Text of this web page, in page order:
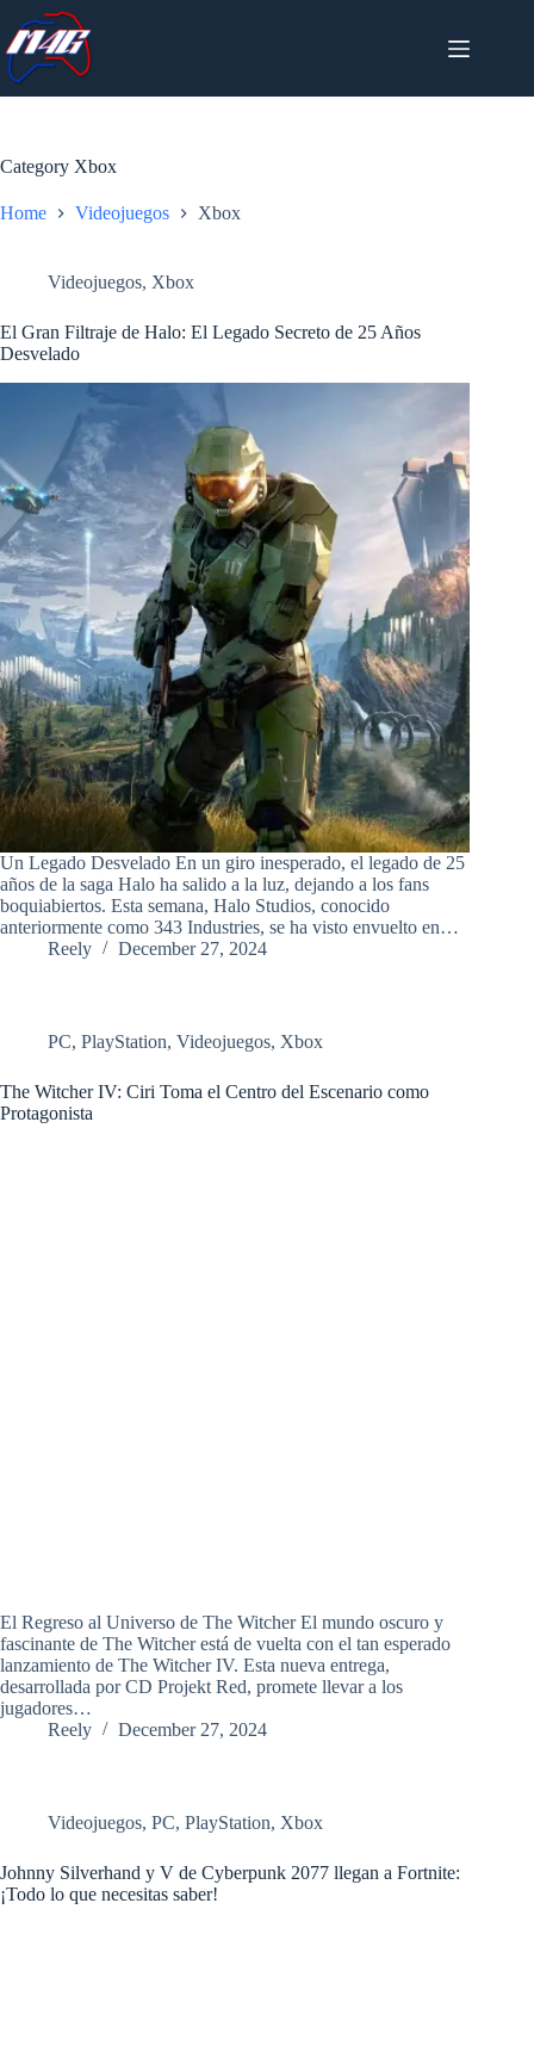
content
Category Xbox
Home Videojuegos Xbox
Videojuegos, Xbox
El Gran Filtraje de Halo: El Legado Secreto de 25 Años
Desvelado
Un Legado Desvelado En un giro inesperado, el legado de 25
años de la saga Halo ha salido a la luz, dejando a los fans
boquiabiertos. Esta semana, Halo Studios, conocido
anteriormente como 343 Industries, se ha visto envuelto en…
Reely
December 27, 2024
PC, PlayStation, Videojuegos, Xbox
The Witcher IV: Ciri Toma el Centro del Escenario como
Protagonista
El Regreso al Universo de The Witcher El mundo oscuro y
fascinante de The Witcher está de vuelta con el tan esperado
lanzamiento de The Witcher IV. Esta nueva entrega,
desarrollada por CD Projekt Red, promete llevar a los
jugadores…
Reely
December 27, 2024
Videojuegos, PC, PlayStation, Xbox
Johnny Silverhand y V de Cyberpunk 2077 llegan a Fortnite:
¡Todo lo que necesitas saber!